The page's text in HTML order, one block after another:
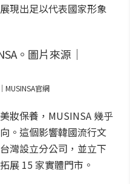
現出足以代表國家形象
MUSINSA官網
妝保養，MUSINSA 幾乎
。這個影響韓國流行文
灣設立分公司，並立下
展 15 家實體門市。